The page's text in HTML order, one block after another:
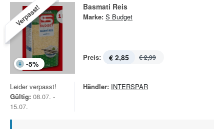
Verpasst!
-5%
Basmati Reis
Marke: S Budget
Preis: € 2,85 € 2,99
Leider verpasst!
Gültig: 08.07. -
15.07.
Händler: INTERSPAR